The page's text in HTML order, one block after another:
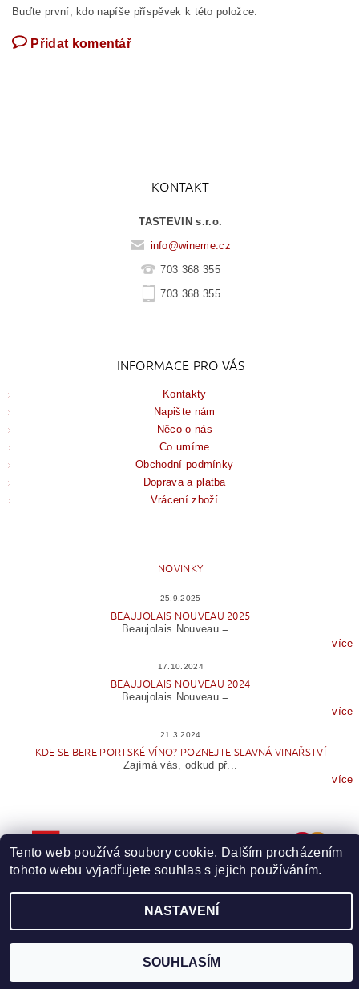
Buďte první, kdo napíše příspěvek k této položce.
Přidat komentář
KONTAKT
TASTEVIN s.r.o.
info@wineme.cz
703 368 355
703 368 355
INFORMACE PRO VÁS
Kontakty
Napište nám
Něco o nás
Co umíme
Obchodní podmínky
Doprava a platba
Vrácení zboží
NOVINKY
25.9.2025
BEAUJOLAIS NOUVEAU 2025
Beaujolais Nouveau =...
více
17.10.2024
BEAUJOLAIS NOUVEAU 2024
Beaujolais Nouveau =...
více
21.3.2024
KDE SE BERE PORTSKÉ VÍNO? POZNEJTE SLAVNÁ VINAŘSTVÍ
Zajímá vás, odkud př...
více
2026 © Wineme.cz, všechna práva vyhrazena Upravit nastavení cookies
Tento web používá soubory cookie. Dalším procházením
tohoto webu vyjadřujete souhlas s jejich používáním.
NASTAVENÍ
SOUHLASÍM